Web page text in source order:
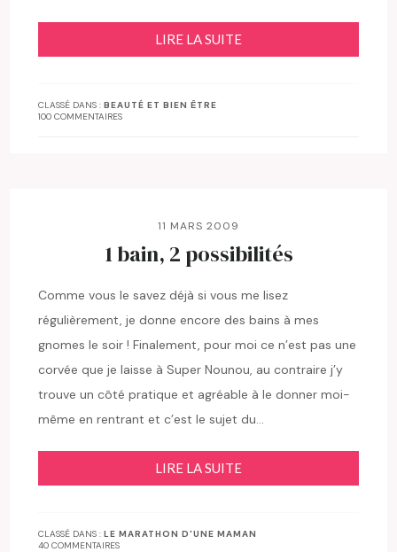
LIRE LA SUITE
CLASSÉ DANS :BEAUTÉ ET BIEN ÊTRE
100 COMMENTAIRES
11 MARS 2009
1 bain, 2 possibilités
Comme vous le savez déjà si vous me lisez
régulièrement, je donne encore des bains à mes
gnomes le soir ! Finalement, pour moi ce n’est pas une
corvée que je laisse à Super Nounou, au contraire j’y
trouve un côté pratique et agréable à le donner moi-
même en rentrant et c’est le sujet du…
LIRE LA SUITE
CLASSÉ DANS :LE MARATHON D'UNE MAMAN
40 COMMENTAIRES